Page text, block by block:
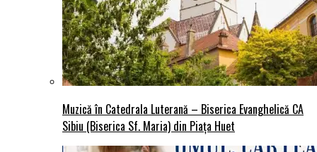
Muzică în Catedrala Luterană – Biserica Evanghelică CA
Sibiu (Biserica Sf. Maria) din Piaţa Huet